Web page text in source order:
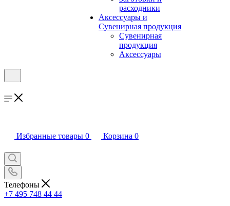
расходники
Аксессуары и
Сувенирная продукция
Сувенирная
продукция
Аксессуары
Избранные товары 0 Корзина 0
Телефоны
+7 495 748 44 44